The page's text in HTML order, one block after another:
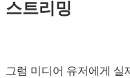
스트리밍
그럼 미디어 유저에게 실